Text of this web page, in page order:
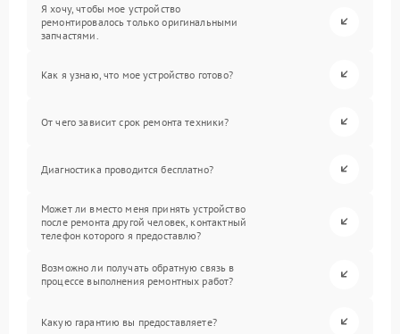
Я хочу, чтобы мое устройство
ремонтировалось только оригинальными
запчастями.
Как я узнаю, что мое устройство готово?
От чего зависит срок ремонта техники?
Диагностика проводится бесплатно?
Может ли вместо меня принять устройство
после ремонта другой человек, контактный
телефон которого я предоставлю?
Возможно ли получать обратную связь в
процессе выполнения ремонтных работ?
Какую гарантию вы предоставляете?